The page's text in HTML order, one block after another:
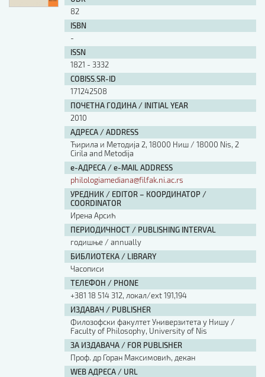
82
ISBN
-
ISSN
1821 - 3332
COBISS.SR-ID
171242508
ПОЧЕТНА ГОДИНА / INITIAL YEAR
2010
АДРЕСА / ADDRESS
Ћирила и Методија 2, 18000 Ниш / 18000 Nis, 2
Cirila and Metodija
е-АДРЕСА / e-MAIL ADDRESS
philologiamediana@filfak.ni.ac.rs
УРЕДНИК / EDITOR – КООРДИНАТОР /
COORDINATOR
Ирена Арсић
ПЕРИОДИЧНОСТ / PUBLISHING INTERVAL
годишње / annually
БИБЛИОТЕКА / LIBRARY
Часописи
ТЕЛЕФОН / PHONE
+381 18 514 312, локал/ext 191,194
ИЗДАВАЧ / PUBLISHER
Филозофски факултет Универзитета у Нишу /
Faculty of Philosophy, University of Nis
ЗА ИЗДАВАЧА / FOR PUBLISHER
Проф. др Горан Максимовић, декан
WEB АДРЕСА / URL